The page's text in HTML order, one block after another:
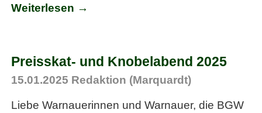
Weiterlesen →
Preisskat- und Knobelabend 2025
15.01.2025 Redaktion (Marquardt)
Liebe Warnauerinnen und Warnauer, die BGW